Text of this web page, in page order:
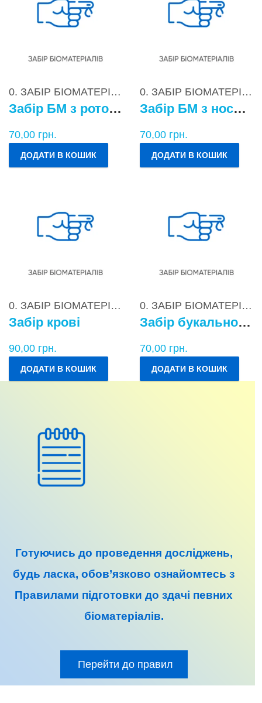
0. ЗАБІР БІОМАТЕРІАЛІВ
Забір БМ з ротоглотки
70,00 грн.
ДОДАТИ В КОШИК
0. ЗАБІР БІОМАТЕРІАЛІВ
Забір БМ з носоглотки
70,00 грн.
ДОДАТИ В КОШИК
0. ЗАБІР БІОМАТЕРІАЛІВ
Забір крові
90,00 грн.
ДОДАТИ В КОШИК
0. ЗАБІР БІОМАТЕРІАЛІВ
Забір букального епітелію
70,00 грн.
ДОДАТИ В КОШИК
Готуючись до проведення досліджень,
будь ласка, обов’язково ознайомтесь з
Правилами підготовки до здачі певних
біоматеріалів.
Перейти до правил